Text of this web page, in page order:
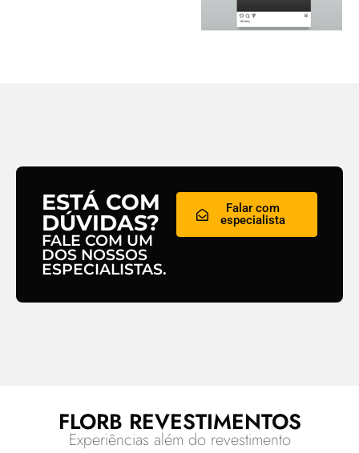
ESTÁ COM
DÚVIDAS?
FALE COM UM
DOS NOSSOS
ESPECIALISTAS.
Falar com
especialista
FLORB REVESTIMENTOS
Experiências além do revestimento